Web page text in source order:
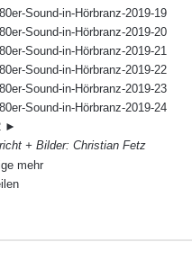
►
+ Bilder: Christian Fetz
mehr
E-